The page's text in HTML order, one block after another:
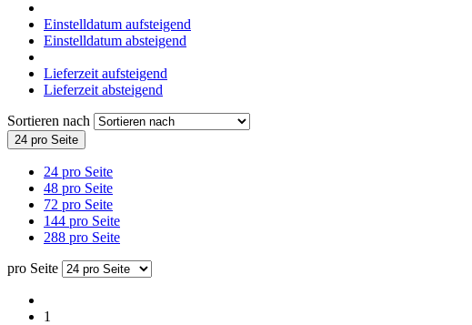
Einstelldatum aufsteigend
Einstelldatum absteigend
Lieferzeit aufsteigend
Lieferzeit absteigend
Sortieren nach
24 pro Seite
24 pro Seite
48 pro Seite
72 pro Seite
144 pro Seite
288 pro Seite
pro Seite
1